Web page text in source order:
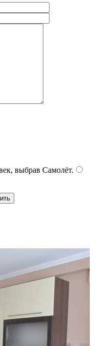
выбрав Самолёт.